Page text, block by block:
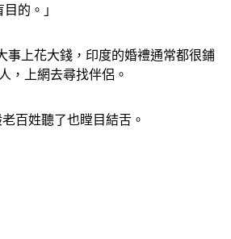
盲目的。」
事上花大錢，印度的婚禮通常都很鋪
，上網去尋找伴侶。
般老百姓聽了也瞠目結舌。